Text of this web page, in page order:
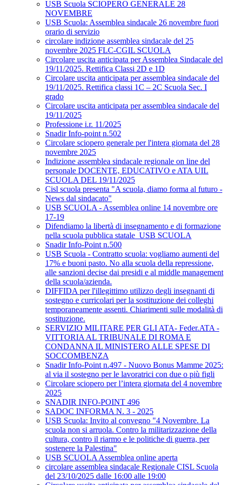
USB Scuola SCIOPERO GENERALE 28
NOVEMBRE
USB Scuola: Assemblea sindacale 26 novembre fuori
orario di servizio
circolare indizione assemblea sindacale del 25
novembre 2025 FLC-CGIL SCUOLA
Circolare uscita anticipata per Assemblea Sindacale del
19/11/2025. Rettifica Classi 2D e 1D
Circolare uscita anticipata per assemblea sindacale del
19/11/2025. Rettifica classi 1C – 2C Scuola Sec. I
grado
Circolare uscita anticipata per assemblea sindacale del
19/11/2025
Professione i.r. 11/2025
Snadir Info-point n.502
Circolare sciopero generale per l'intera giornata del 28
novembre 2025
Indizione assemblea sindacale regionale on line del
personale DOCENTE, EDUCATIVO e ATA UIL
SCUOLA DEL 19/11/2025
Cisl scuola presenta "A scuola, diamo forma al futuro -
News dal sindacato"
USB SCUOLA - Assemblea online 14 novembre ore
17-19
Difendiamo la libertà di insegnamento e di formazione
nella scuola pubblica statale_USB SCUOLA
Snadir Info-Point n.500
USB Scuola - Contratto scuola: vogliamo aumenti del
17% e buoni pasto. No alla scuola della repressione,
alle sanzioni decise dai presidi e al middle management
della scuola/azienda.
DIFFIDA per l'illegittimo utilizzo degli insegnanti di
sostegno e curricolari per la sostituzione dei colleghi
temporaneamente assenti. Chiarimenti sulle modalità di
sostituzione.
SERVIZIO MILITARE PER GLI ATA- Feder.ATA -
VITTORIA AL TRIBUNALE DI ROMA E
CONDANNA IL MINISTERO ALLE SPESE DI
SOCCOMBENZA
Snadir Info-Point n.497 - Nuovo Bonus Mamme 2025:
al via il sostegno per le lavoratrici con due o più figli
Circolare sciopero per l’intera giornata del 4 novembre
2025
SNADIR INFO-POINT 496
SADOC INFORMA N. 3 - 2025
USB Scuola: Invito al convegno "4 Novembre. La
scuola non si arruola. Contro la militarizzazione della
cultura, contro il riarmo e le politiche di guerra, per
sostenere la Palestina"
USB SCUOLA Assemblea online aperta
circolare assemblea sindacale Regionale CISL Scuola
del 23/10/2025 dalle 16:00 alle 19:00